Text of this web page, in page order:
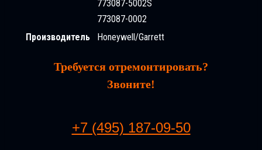
773087-5002S
773087-0002
Производитель
Honeywell/Garrett
Требуется отремонтировать?
Звоните!
+7 (495) 187-09-50